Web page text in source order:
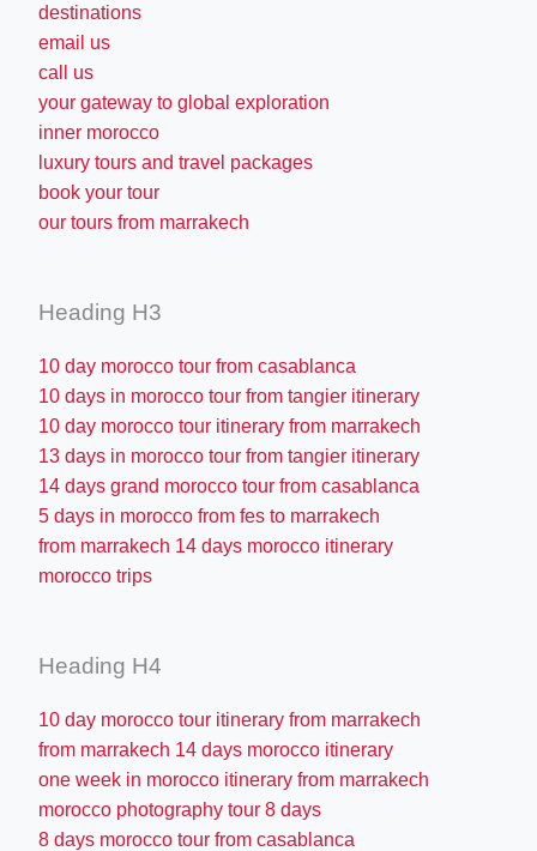
destinations
email us
call us
your gateway to global exploration
inner morocco
luxury tours and travel packages
book your tour
our tours from marrakech
Heading H3
10 day morocco tour from casablanca
10 days in morocco tour from tangier itinerary
10 day morocco tour itinerary from marrakech
13 days in morocco tour from tangier itinerary
14 days grand morocco tour from casablanca
5 days in morocco from fes to marrakech
from marrakech 14 days morocco itinerary
morocco trips
Heading H4
10 day morocco tour itinerary from marrakech
from marrakech 14 days morocco itinerary
one week in morocco itinerary from marrakech
morocco photography tour 8 days
8 days morocco tour from casablanca